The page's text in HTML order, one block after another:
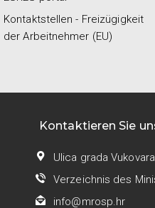
Kontaktstellen - Freizügigkeit
der Arbeitnehmer (EU)
Kontaktieren Sie
Ulica grada
Verzeichnis des
info@mrosp.hr